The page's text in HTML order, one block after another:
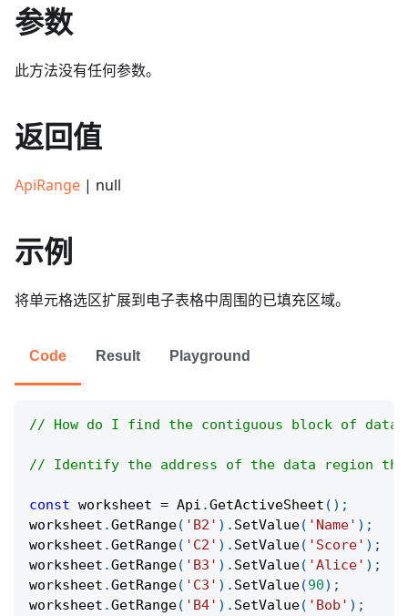
参数
此方法没有任何参数。
返回值
ApiRange | null
示例
将单元格选区扩展到电子表格中周围的已填充区域。
Code Result Playground
// How do I find the contiguous block of data
// Identify the address of the data region
const worksheet = Api .GetActiveSheet ( ) ;
worksheet .GetRange( 'B2' ) . SetValue( 'Name' ) ;
worksheet .GetRange( 'C2' ) . SetValue( 'Score' ) ;
worksheet .GetRange( 'B3' ) . SetValue( 'Alice' ) ;
worksheet .GetRange( 'C3' ) . SetValue(90) ;
worksheet .GetRange( 'B4' ) . SetValue( 'Bob' ) ;